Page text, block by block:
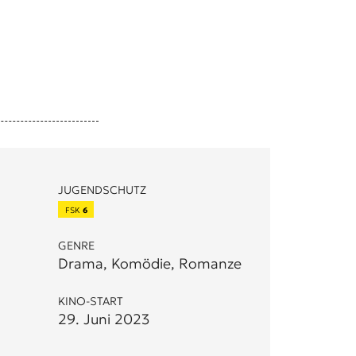
JUGENDSCHUTZ
FSK 6
GENRE
Drama, Komödie, Romanze
KINO-START
29. Juni 2023